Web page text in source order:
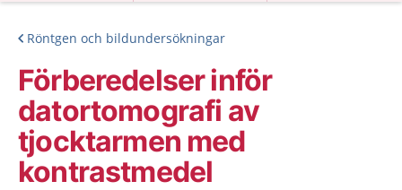
Röntgen och bildundersökningar
Förberedelser inför
datortomografi av
tjocktarmen med
kontrastmedel